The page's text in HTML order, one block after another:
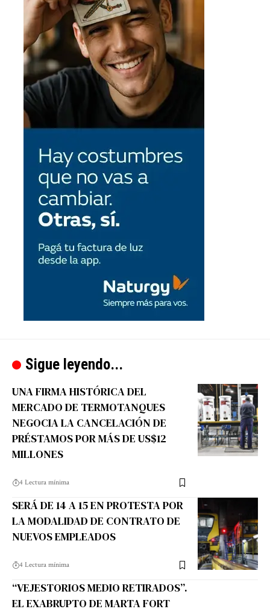
Sigue leyendo...
UNA FIRMA HISTÓRICA DEL
MERCADO DE TERMOTANQUES
NEGOCIA LA CANCELACIÓN DE
PRÉSTAMOS POR MÁS DE US$12
MILLONES
4 Lectura mínima
SERÁ DE 14 A 15 EN PROTESTA POR
LA MODALIDAD DE CONTRATO DE
NUEVOS EMPLEADOS
4 Lectura mínima
“VEJESTORIOS MEDIO RETIRADOS”.
EL EXABRUPTO DE MARTA FORT